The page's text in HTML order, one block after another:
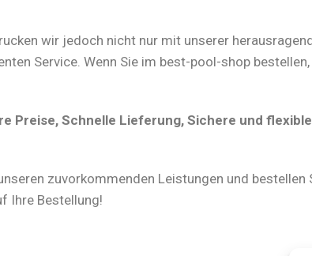
wir jedoch nicht nur mit unserer
Service. Wenn Sie im best-pool-shop
Preise, Schnelle Lieferung, Sichere und flexible
zuvorkommenden Leistungen und bestellen
Ihre Bestellung!